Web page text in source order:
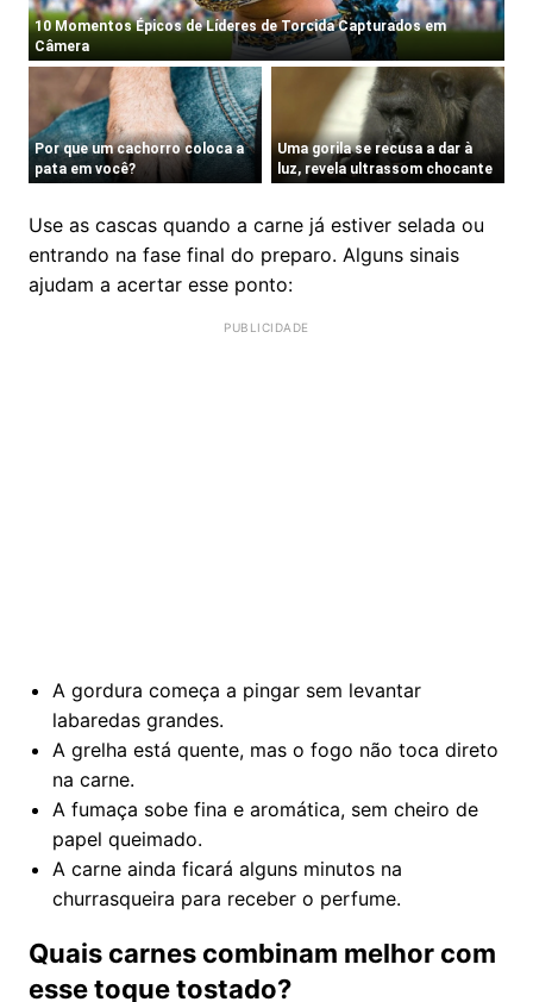
Use as cascas quando a carne já estiver selada ou
entrando na fase final do preparo. Alguns sinais
ajudam a acertar esse ponto:
A gordura começa a pingar sem levantar
labaredas grandes.
A grelha está quente, mas o fogo não toca direto
na carne.
A fumaça sobe fina e aromática, sem cheiro de
papel queimado.
A carne ainda ficará alguns minutos na
churrasqueira para receber o perfume.
Quais carnes combinam melhor com
esse toque tostado?